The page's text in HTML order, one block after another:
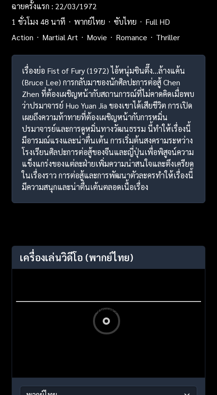
ฉายครั้งแรก : 22/03/1972
1 ชั่วโมง 48 นาที
พากย์ไทย ซับไทย
Full HD
Action
Martial Art Movie Romance Thriller
เรื่องย่อ Fist of Fury (1972) ไอ้หนุ่มซินตึ๊ง…ล้างแค้น
(Bruce Lee) การกลับมาของนักศิลปะการต่อสู้ Chen
Zhen ที่ต้องเผชิญหน้ากับสถานการณ์ที่ไม่คาดคิดเมื่อพบ
ว่าปรมาจารย์ Huo Yuan Jia ของเขาได้เสียชีวิต การเปิด
เผยถึงความท้าทายที่ต้องเผชิญหน้ากับการหมิ่น
ปรมาจารย์และการดูหมิ่นทางวัฒนธรรม นี้ทำให้เรื่องนี้
มีอารมณ์แรงและน่าตื่นเต้น การเริ่มต้นสงครามระหว่าง
โรงเรียนศิลปะการต่อสู้ของจีนและญี่ปุ่นเพื่อพิสูจน์ความ
แข็งแกร่งของแต่ละฝ่ายเพิ่มความน่าสนใจและตึงเครียด
ในเรื่องราว การต่อสู้และการพัฒนาตัวละครทำให้เรื่องนี้
มีความสนุกและน่าตื่นเต้นตลอดเนื้อเรื่อง
เครื่องเล่นวิดีโอ (พากย์ไทย)